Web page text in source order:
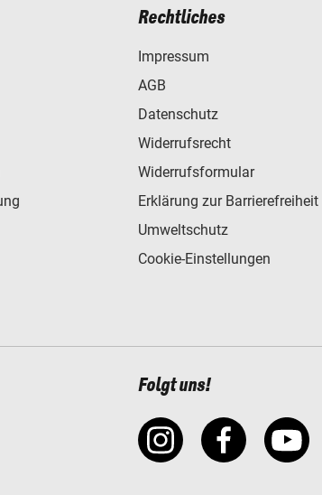
Rechtliches
Impressum
AGB
Datenschutz
Widerrufsrecht
Widerrufsformular
Erklärung zur Barrierefreiheit
Umweltschutz
Cookie-Einstellungen
Folgt uns!